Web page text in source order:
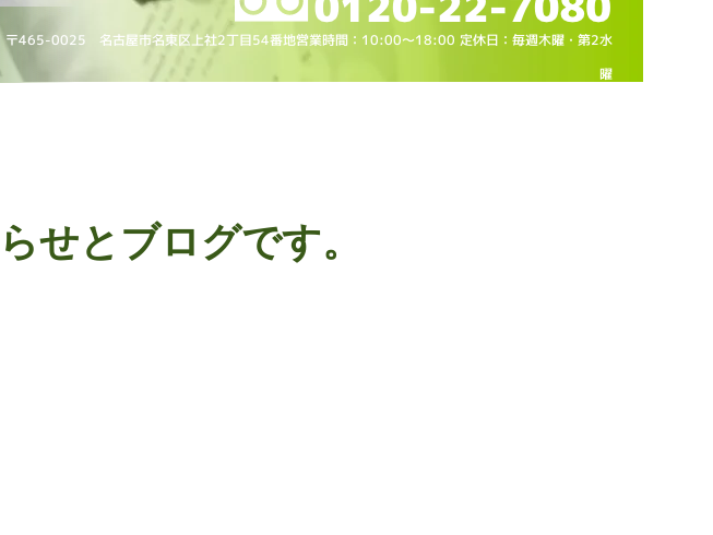
〒465-0025 名古屋市名東区上社2丁目54番地営業時間：10:00～18:00 定休日：毎週木曜・第2水
曜
せとブログです。